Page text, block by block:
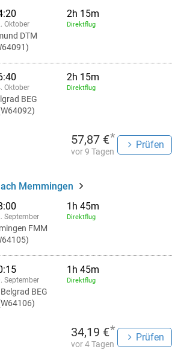
Oktober
2h 15m
Direktflug
DTM
Oktober
2h 15m
Direktflug
BEG
57,87 €*
vor 9 Tagen
Prüfen
Memmingen
September
1h 45m
Direktflug
FMM
September
1h 45m
Direktflug
Belgrad BEG
34,19 €*
vor 4 Tagen
Prüfen